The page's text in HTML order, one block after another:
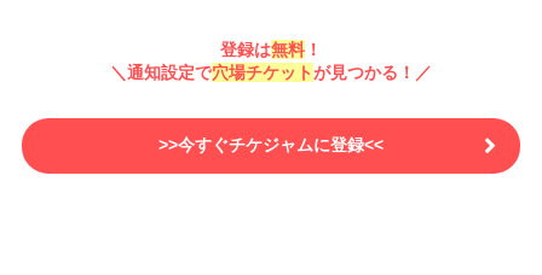
登録は無料 ！
＼通知設定で穴場チケットが見つかる！／
>>今すぐチケジャムに登録<<